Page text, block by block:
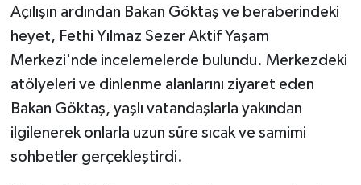
Açılışın ardından Bakan Göktaş ve beraberindeki
heyet, Fethi Yılmaz Sezer Aktif Yaşam
Merkezi'nde incelemelerde bulundu. Merkezdeki
atölyeleri ve dinlenme alanlarını ziyaret eden
Bakan Göktaş, yaşlı vatandaşlarla yakından
ilgilenerek onlarla uzun süre sıcak ve samimi
sohbetler gerçekleştirdi.